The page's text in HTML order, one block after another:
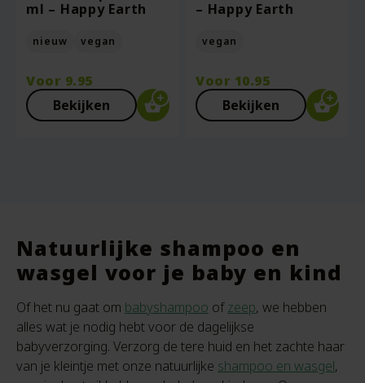
ml – Happy Earth
nieuw vegan
Voor 9.95
Bekijken
– Happy Earth
vegan
Voor 10.95
Bekijken
Natuurlijke shampoo en
wasgel voor je baby en kind
Of het nu gaat om babyshampoo ofzeep, we hebben
alles wat je nodig hebt voor de dagelijkse
babyverzorging. Verzorg de tere huid en het zachte haar
van je kleintje met onze natuurlijke shampoo en wasgel,